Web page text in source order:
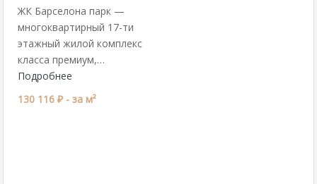
ЖК Барселона парк —
многоквартирный 17-ти
этажный жилой комплекс
класса премиум,…
Подробнее
130 116 ₽ - за м²